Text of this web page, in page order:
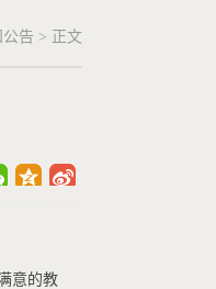
告 > 正文
意的教